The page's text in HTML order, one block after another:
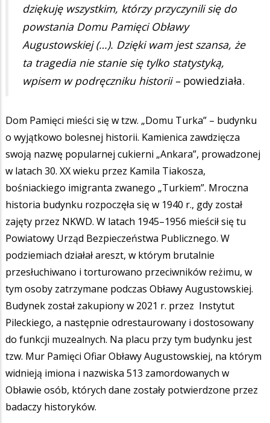
dziękuję wszystkim, którzy przyczynili się do
powstania Domu Pamięci Obławy
Augustowskiej (…). Dzięki wam jest szansa, że
ta tragedia nie stanie się tylko statystyką,
wpisem w podręczniku historii – powiedziała.
Dom Pamięci mieści się w tzw. „Domu Turka” – budynku
o wyjątkowo bolesnej historii. Kamienica zawdzięcza
swoją nazwę popularnej cukierni „Ankara”, prowadzonej
w latach 30. XX wieku przez Kamila Tiakosza,
bośniackiego imigranta zwanego „Turkiem”. Mroczna
historia budynku rozpoczęła się w 1940 r., gdy został
zajęty przez NKWD. W latach 1945–1956 mieścił się tu
Powiatowy Urząd Bezpieczeństwa Publicznego. W
podziemiach działał areszt, w którym brutalnie
przesłuchiwano i torturowano przeciwników reżimu, w
tym osoby zatrzymane podczas Obławy Augustowskiej.
Budynek został zakupiony w 2021 r. przez Instytut
Pileckiego, a następnie odrestaurowany i dostosowany
do funkcji muzealnych. Na placu przy tym budynku jest
tzw. Mur Pamięci Ofiar Obławy Augustowskiej, na którym
widnieją imiona i nazwiska 513 zamordowanych w
Obławie osób, których dane zostały potwierdzone przez
badaczy historyków.